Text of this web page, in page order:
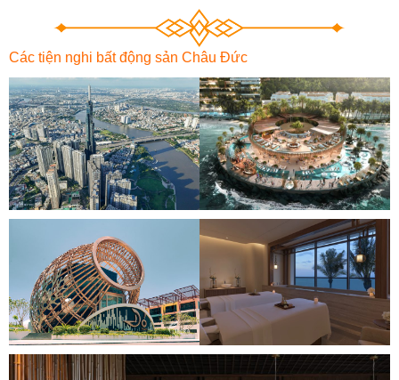
Các tiện nghi bất động sản Châu Đức